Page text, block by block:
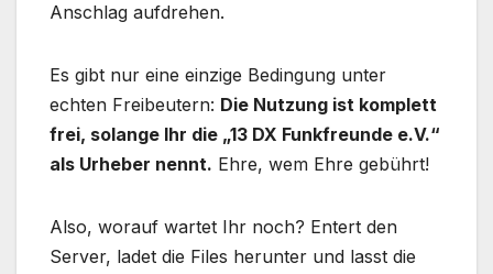
Anschlag aufdrehen.
Es gibt nur eine einzige Bedingung unter
echten Freibeutern: Die Nutzung ist komplett
frei, solange Ihr die „13 DX Funkfreunde e.V.“
als Urheber nennt. Ehre, wem Ehre gebührt!
Also, worauf wartet Ihr noch? Entert den
Server, ladet die Files herunter und lasst die